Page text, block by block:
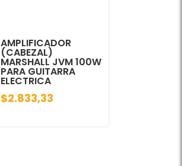
AMPLIFICADOR
(CABEZAL)
MARSHALL JVM 100W
PARA GUITARRA
ELECTRICA
$2.833,33